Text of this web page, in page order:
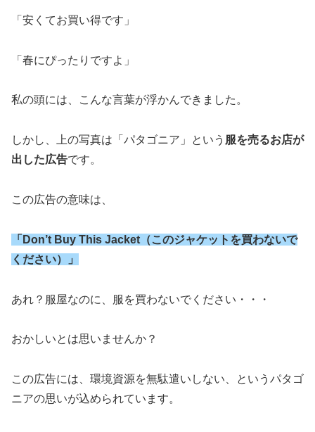
「安くてお買い得です」
「春にぴったりですよ」
私の頭には、こんな言葉が浮かんできました。
しかし、上の写真は「パタゴニア」という 服を売るお店が
出した広告です。
この広告の意味は、
「 Don’t Buy This Jacket （このジャケットを買わないで
ください）」
あれ？服屋なのに、服を買わないでください・・・
おかしいとは思いませんか？
この広告には、環境資源を無駄遣いしない、というパタゴ
ニアの思いが込められています。